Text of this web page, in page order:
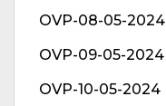
OVP-08-05-2024
OVP-09-05-2024
OVP-10-05-2024